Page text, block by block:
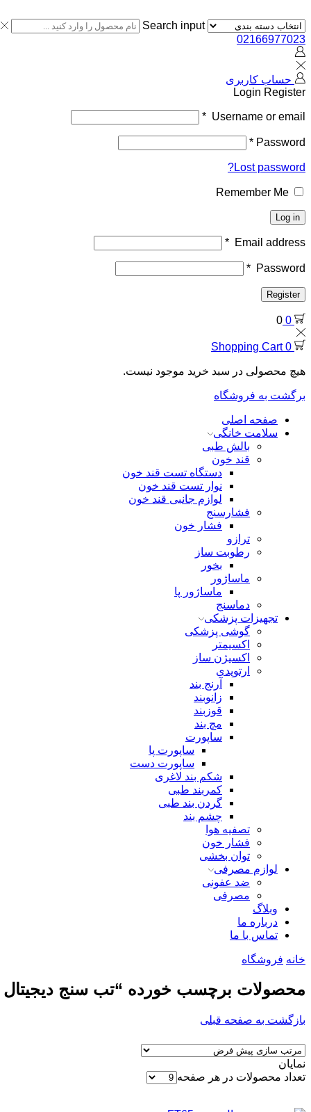
Search input
02166977023
حساب کاربری
Login Register
Username or email
*
Password
*
Lost password?
Remember Me
Log in
Email address
*
Password
*
Register
0
0
0
Shopping Cart
هیچ محصولی در سبد خرید موجود نیست.
برگشت به فروشگاه
صفحه اصلی
سلامت خانگی
بالش طبی
قند خون
دستگاه تست قند خون
نوار تست قند خون
لوازم جانبی قند خون
فشارسنج
فشار خون
ترازو
رطوبت ساز
بخور
ماساژور
ماساژور پا
دماسنج
تجهیزات پزشکی
گوشی پزشکی
اکسیمتر
اکسیژن ساز
ارتوپدی
آرنج بند
زانوبند
قوزبند
مچ بند
ساپورت
ساپورت پا
ساپورت دست
شکم بند لاغری
کمربند طبی
گردن بند طبی
چشم بند
تصفیه هوا
فشار خون
توان بخشی
لوازم مصرفی
ضد عفونی
مصرفی
وبلاگ
درباره ما
تماس با ما
خانه فروشگاه
محصولات برچسب خورده “تب سنج دیجیتال
بازگشت به صفحه قبلی
نمایان
تعداد محصولات در هر صفحه